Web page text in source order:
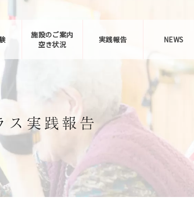
施設のご案内
空き状況
実践報告 NEWS